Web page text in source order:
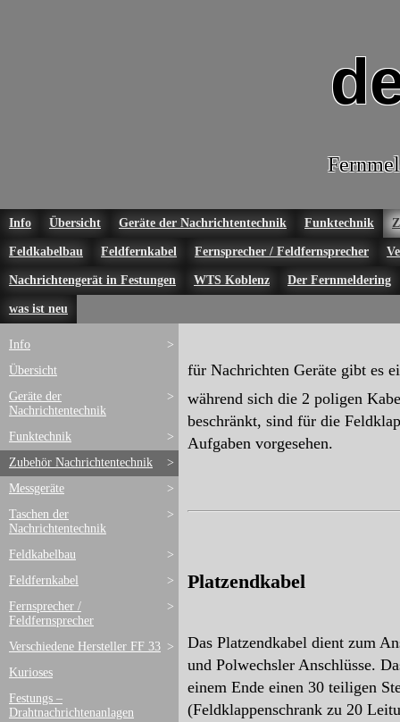
Info Übersicht Geräte der Nachrichtentechnik Funktechnik
Feldkabelbau Feldfernkabel Fernsprecher / Feldfernsprecher
Nachrichtengerät in Festungen WTS Koblenz Der Fernmeldering
was ist neu
>
Info
Übersicht
>
Geräte der
Nachrichtentechnik
>
Funktechnik
>
Zubehör Nachrichtentechnik
>
Messgeräte
>
Taschen der
Nachrichtentechnik
>
Feldkabelbau
>
Feldfernkabel
>
Fernsprecher /
Feldfernsprecher
>
Verschiedene Hersteller FF 33
Kurioses
Festungs –
Drahtnachrichtenanlagen
für Nachrichten Geräte gibt es
während sich die 2 poligen
beschränkt, sind für die
Aufgaben vorgesehen.
Platzendkabel
Das Platzendkabel dient zum
und Polwechsler Anschlüsse.
einem Ende einen 30 teiligen
(Feldklappenschrank zu 20